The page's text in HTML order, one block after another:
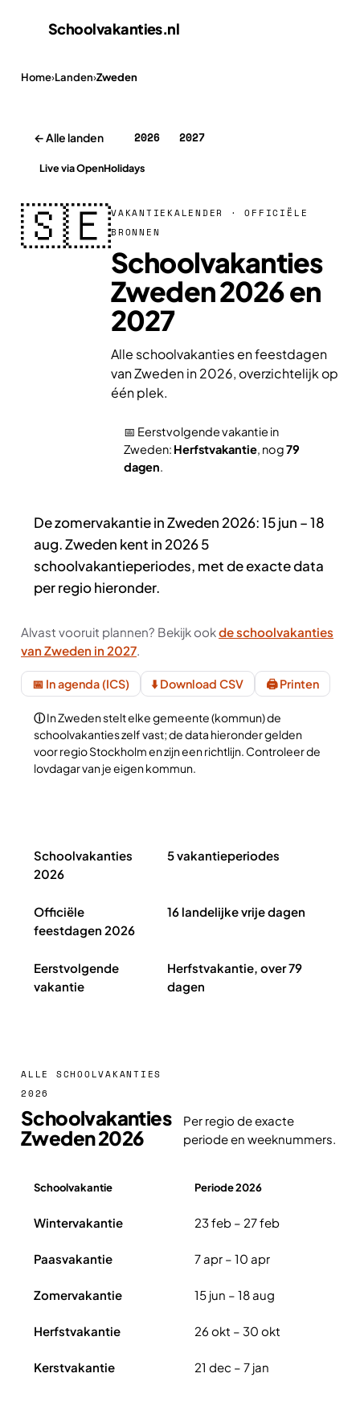
Schoolvakanties.nl
Home›Landen›Zweden
← Alle landen 2026 2027
Live via OpenHolidays
🇸🇪VAKANTIEKALENDER · OFFICIËLE
BRONNEN
Schoolvakanties
Zweden 2026 en
2027
Alle schoolvakanties en feestdagen
van Zweden in 2026, overzichtelijk op
één plek.
📅 Eerstvolgende vakantie in
Zweden: Herfstvakantie, nog79
dagen.
De zomervakantie in Zweden 2026: 15 jun – 18
aug. Zweden kent in 2026 5
schoolvakantieperiodes, met de exacte data
per regio hieronder.
Alvast vooruit plannen? Bekijk ookde schoolvakanties
van Zweden in 2027.
📅 In agenda (ICS) ⬇️ Download CSV 🖨️ Printen
In Zweden stelt elke gemeente (kommun) de
schoolvakanties zelf vast; de data hieronder gelden
voor regio Stockholm en zijn een richtlijn. Controleer de
lovdagar van je eigen kommun.
Schoolvakanties
2026
5 vakantieperiodes
Officiële
feestdagen 2026
16 landelijke vrije dagen
Eerstvolgende
vakantie
Herfstvakantie, over 79
dagen
ALLE SCHOOLVAKANTIES
2026
Schoolvakanties
Zweden 2026
Per regio de exacte
periode en weeknummers.
Schoolvakantie Periode 2026
Wintervakantie 23 feb – 27 feb
Paasvakantie 7 apr – 10 apr
Zomervakantie 15 jun – 18 aug
Herfstvakantie 26 okt – 30 okt
Kerstvakantie 21 dec – 7 jan